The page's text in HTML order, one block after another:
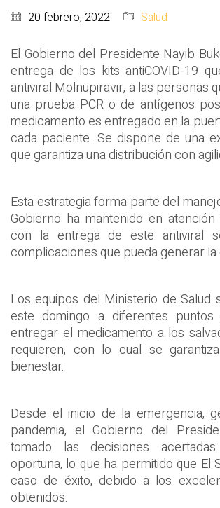
20 febrero, 2022 Salud
El Gobierno del Presidente Nayib
entrega de los kits antiCOVID-19
antiviral Molnupiravir, a las personas
una prueba PCR o de antígenos
medicamento es entregado en la
cada paciente. Se dispone de una
que garantiza una distribución con
Esta estrategia forma parte del
Gobierno ha mantenido en
con la entrega de este antiviral
complicaciones que pueda generar
Los equipos del Ministerio de Salud
este domingo a diferentes
entregar el medicamento a los
requieren, con lo cual se
bienestar.
Desde el inicio de la emergencia,
pandemia, el Gobierno del
tomado las decisiones
oportuna, lo que ha permitido que El
caso de éxito, debido a los
obtenidos.